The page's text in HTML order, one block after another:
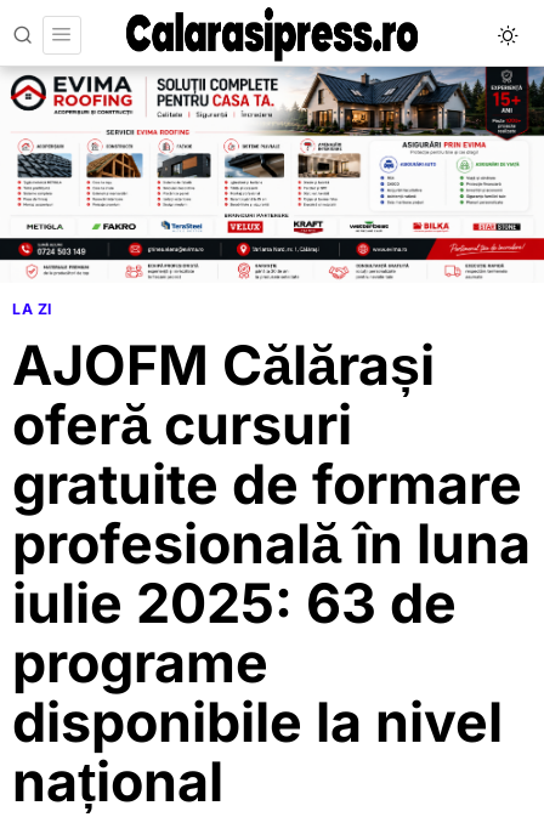
LA ZI
AJOFM Călărași
oferă cursuri
gratuite de formare
profesională în luna
iulie 2025: 63 de
programe
disponibile la nivel
național